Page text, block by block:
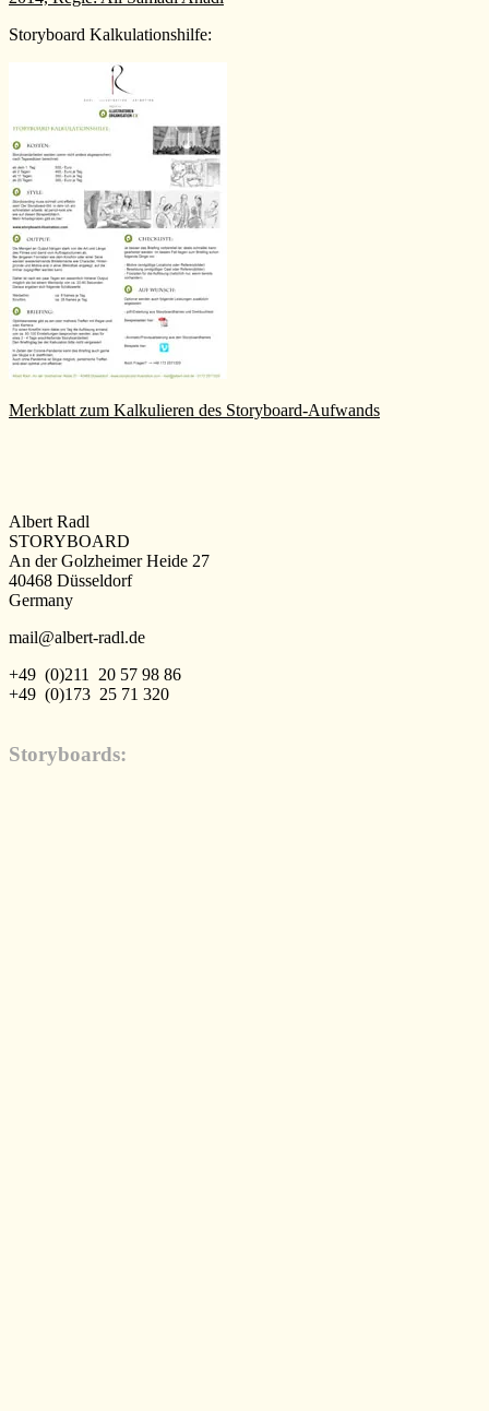
Storyboard Kalkulationshilfe:
Merkblatt zum Kalkulieren des Storyboard-Aufwands
Albert Radl
STORYBOARD
An der Golzheimer Heide 27
40468 Düsseldorf
Germany
mail@albert-radl.de
+49 (0)211 20 57 98 86
+49 (0)173 25 71 320
Storyboards: